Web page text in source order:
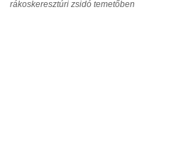
rákoskeresztúri zsidó temetőben